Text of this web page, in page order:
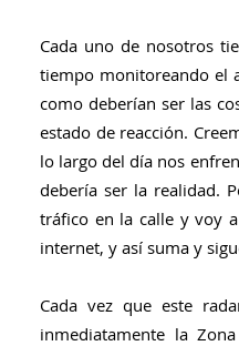
Cada uno de nosotros
tiempo monitoreando el
como deberían ser las
estado de reacción.
lo largo del día nos
debería ser la realidad.
tráfico en la calle y voy
internet, y así suma y
Cada vez que este
inmediatamente la